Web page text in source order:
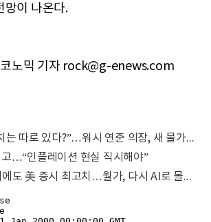
망이 나온다.
노믹 기자 rock@g-enews.com
“인플레 진짜 수치는 따로 있다?”…워시 연준 의장, 새 물가지표 띄운다
…“인플레이션 현실 직시해야”
전쟁·인플레 우려에도 美 증시 최고치…월가, 다시 AI로 몰린다